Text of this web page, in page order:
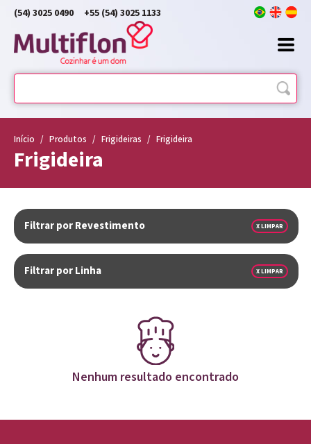
(54) 3025 0490 +55 (54) 3025 1133
Início / Produtos / Frigideiras / Frigideira
Frigideira
Filtrar por Revestimento X LIMPAR
Filtrar por Linha X LIMPAR
Nenhum resultado encontrado